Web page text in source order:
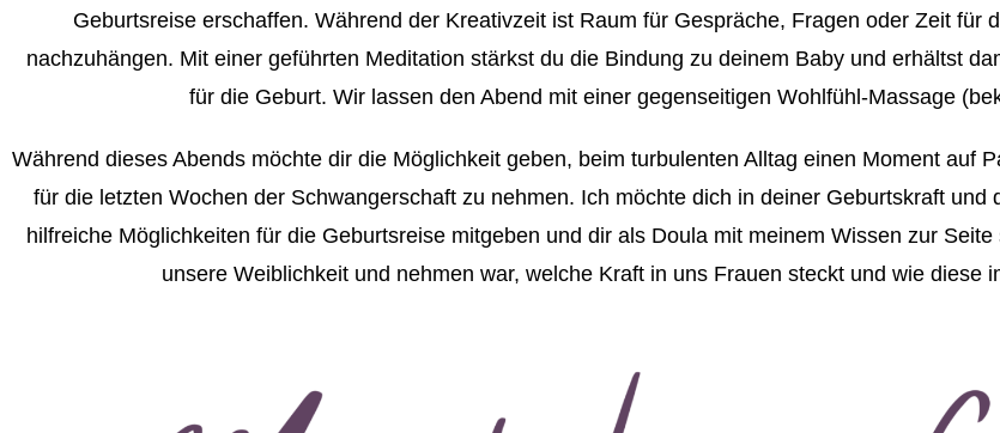
Geburtsreise erschaffen. Während der Kreativzeit ist Raum für Gespräche, Fragen oder Zeit für
nachzuhängen. Mit einer geführten Meditation stärkst du die Bindung zu deinem Baby und erhältst
für die Geburt. Wir lassen den Abend mit einer gegenseitigen Wohlfühl-Massage
Während dieses Abends möchte dir die Möglichkeit geben, beim turbulenten Alltag einen Moment auf
für die letzten Wochen der Schwangerschaft zu nehmen. Ich möchte dich in deiner Geburtskraft und
hilfreiche Möglichkeiten für die Geburtsreise mitgeben und dir als Doula mit meinem Wissen zur
unsere Weiblichkeit und nehmen war, welche Kraft in uns Frauen steckt und wie diese